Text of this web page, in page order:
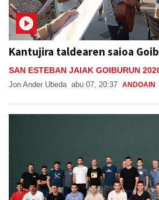
Kantujira taldearen saioa
SAN ESTEBAN JAIAK GOIBURUN
Jon Ander Ubeda abu 07, 20:37 ANDOAIN